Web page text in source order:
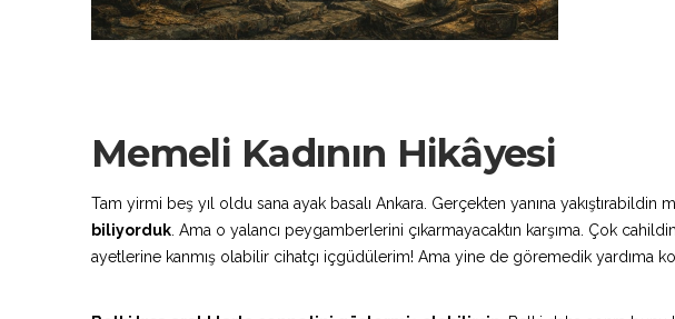
Memeli Kadının Hikâyesi
Tam yirmi beş yıl oldu sana ayak basalı Ankara. Gerçekten yanına yakıştırabildin
biliyorduk . Ama o yalancı peygamberlerini çıkarmayacaktın karşıma. Çok
ayetlerine kanmış olabilir cihatçı içgüdülerim! Ama yine de göremedik yardıma